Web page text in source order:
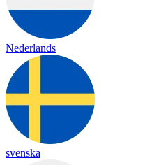
Nederlands
svenska